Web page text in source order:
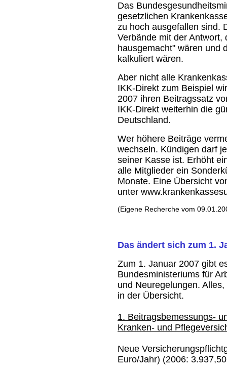
Das
gesetzlichen
zu hoch ausgefallen sind.
Verbände mit der
hausgemacht" wären und
kalkuliert wären.
Aber nicht alle
IKK-Direkt zum Beispiel
2007 ihren Beitragssatz
IKK-Direkt weiterhin die
Deutschland.
Wer höhere Beiträge
wechseln. Kündigen darf
seiner Kasse ist. Erhöht
alle Mitglieder ein
Monate. Eine Übersicht
unter
(Eigene Recherche vom
Das ändert sich zum 1.
Zum 1. Januar 2007 gibt
Bundesministeriums für
und Neuregelungen.
in der Übersicht.
1. Beitragsbemessungs-
Kranken- und
Neue
Euro/Jahr) (2006: